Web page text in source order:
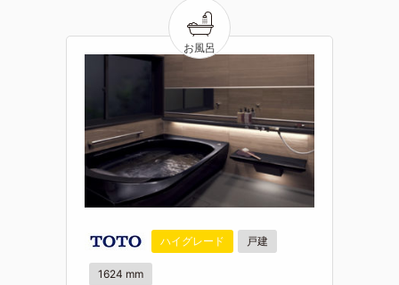
ハイグレード 戸建
1624 mm